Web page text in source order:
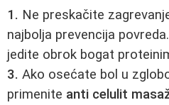
1. Ne preskačite
najbolja prevencija povreda.
jedite obrok bogat
3. Ako osećate bol u
primenite anti celulit